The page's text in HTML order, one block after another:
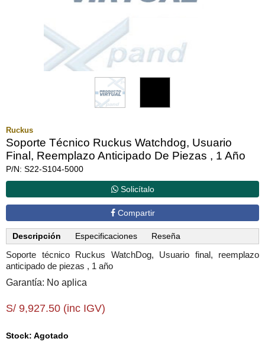
Ruckus
Soporte Técnico Ruckus Watchdog, Usuario
Final, Reemplazo Anticipado De Piezas , 1 Año
P/N: S22-S104-5000
Solicítalo
Compartir
Descripción Especificaciones Reseña
Soporte técnico Ruckus WatchDog, Usuario final, reemplazo
anticipado de piezas , 1 año
Garantía: No aplica
S/ 9,927.50 (inc IGV)
Stock: Agotado